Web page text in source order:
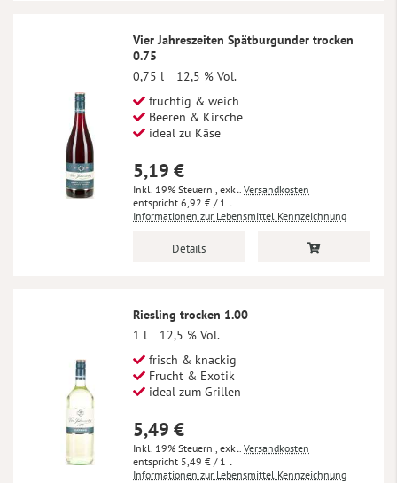
Vier Jahreszeiten Spätburgunder trocken
0.75
0,75 l
12,5 % Vol.
fruchtig & weich
Beeren & Kirsche
ideal zu Käse
5,19 €
Inkl. 19% Steuern , exkl. Versandkosten
6,92 € / 1 l
Informationen zur Lebensmittel Kennzeichnung
Details
Riesling trocken 1.00
1 l
12,5 % Vol.
frisch & knackig
Frucht & Exotik
ideal zum Grillen
5,49 €
Inkl. 19% Steuern , exkl. Versandkosten
5,49 € / 1 l
Informationen zur Lebensmittel Kennzeichnung